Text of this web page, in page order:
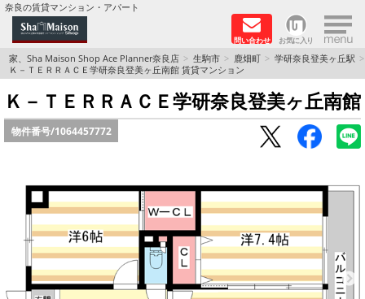
奈良の賃貸マンション・アパート
問い合わせ お気に入り ×
TOPページ
Foreigners welcome！
店長のおすすめ物件
積水ハウス Sha Maison 特集 (奈良北部、木津川
積水ハウス Sha Maison 特集 (奈良南部)
家、Sha Maison Shop Ace Planner奈良店 生駒市 鹿畑町
学研奈良登美ヶ丘駅
Ｋ－ＴＥＲＲＡＣＥ学研奈良登美ヶ丘南館 賃貸マンション
Ｋ－ＴＥＲＲＡＣＥ学研奈良登美ヶ丘南館
物件番号/1064457772